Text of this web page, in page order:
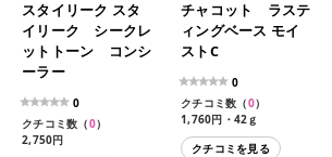
スタイリーク スタ
イリーク シークレ
ットトーン コンシ
ーラー
0
クチコミ数（0）
2,750円
チャコット ラステ
ィングベース モイ
ストC
0
クチコミ数（0）
1,760円・42ｇ
クチコミを見る